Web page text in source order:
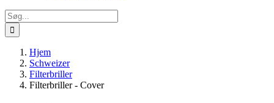
Søg
efter:
Hjem
Schweizer
Filterbriller
Filterbriller - Cover